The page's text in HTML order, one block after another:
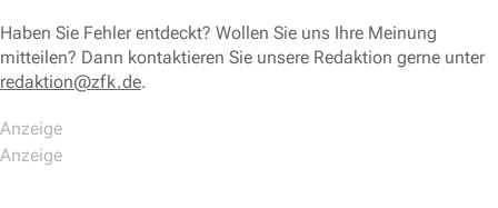
Haben Sie Fehler entdeckt? Wollen Sie uns Ihre Meinung
mitteilen? Dann kontaktieren Sie unsere Redaktion gerne unter
redaktion@zfk.de.